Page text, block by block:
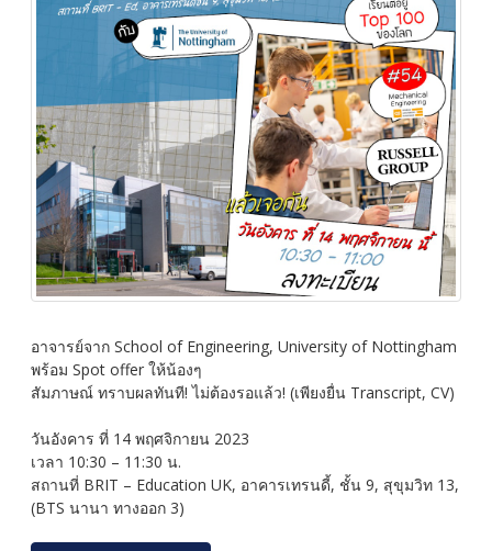
อาจารย์จาก School of Engineering, University of Nottingham
พร้อม Spot offer ให้น้องๆ
สัมภาษณ์ ทราบผลทันที! ไม่ต้องรอแล้ว! (เพียงยื่น Transcript, CV)
วันอังคาร ที่ 14 พฤศจิกายน 2023
เวลา 10:30 – 11:30 น.
สถานที่ BRIT – Education UK, อาคารเทรนดี้, ชั้น 9, สุขุมวิท 13,
(BTS นานา ทางออก 3)